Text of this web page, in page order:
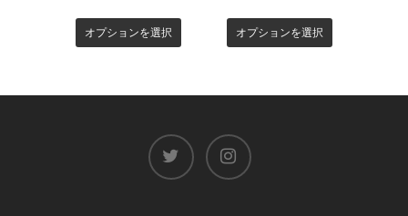
オプションを選択 オプションを選択